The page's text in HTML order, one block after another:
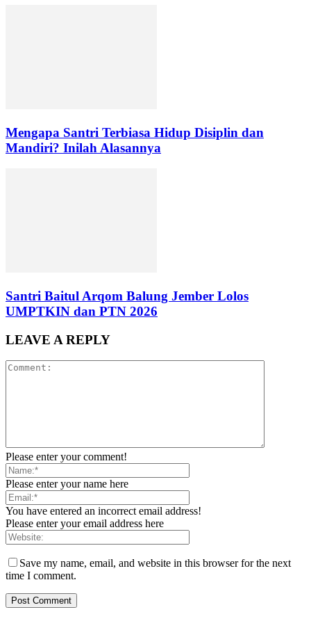
Mengapa Santri Terbiasa Hidup Disiplin dan
Mandiri? Inilah Alasannya
Santri Baitul Arqom Balung Jember Lolos
UMPTKIN dan PTN 2026
LEAVE A REPLY
Please enter your comment!
Please enter your name here
You have entered an incorrect email address!
Please enter your email address here
Save my name, email, and website in this browser for the next
time I comment.